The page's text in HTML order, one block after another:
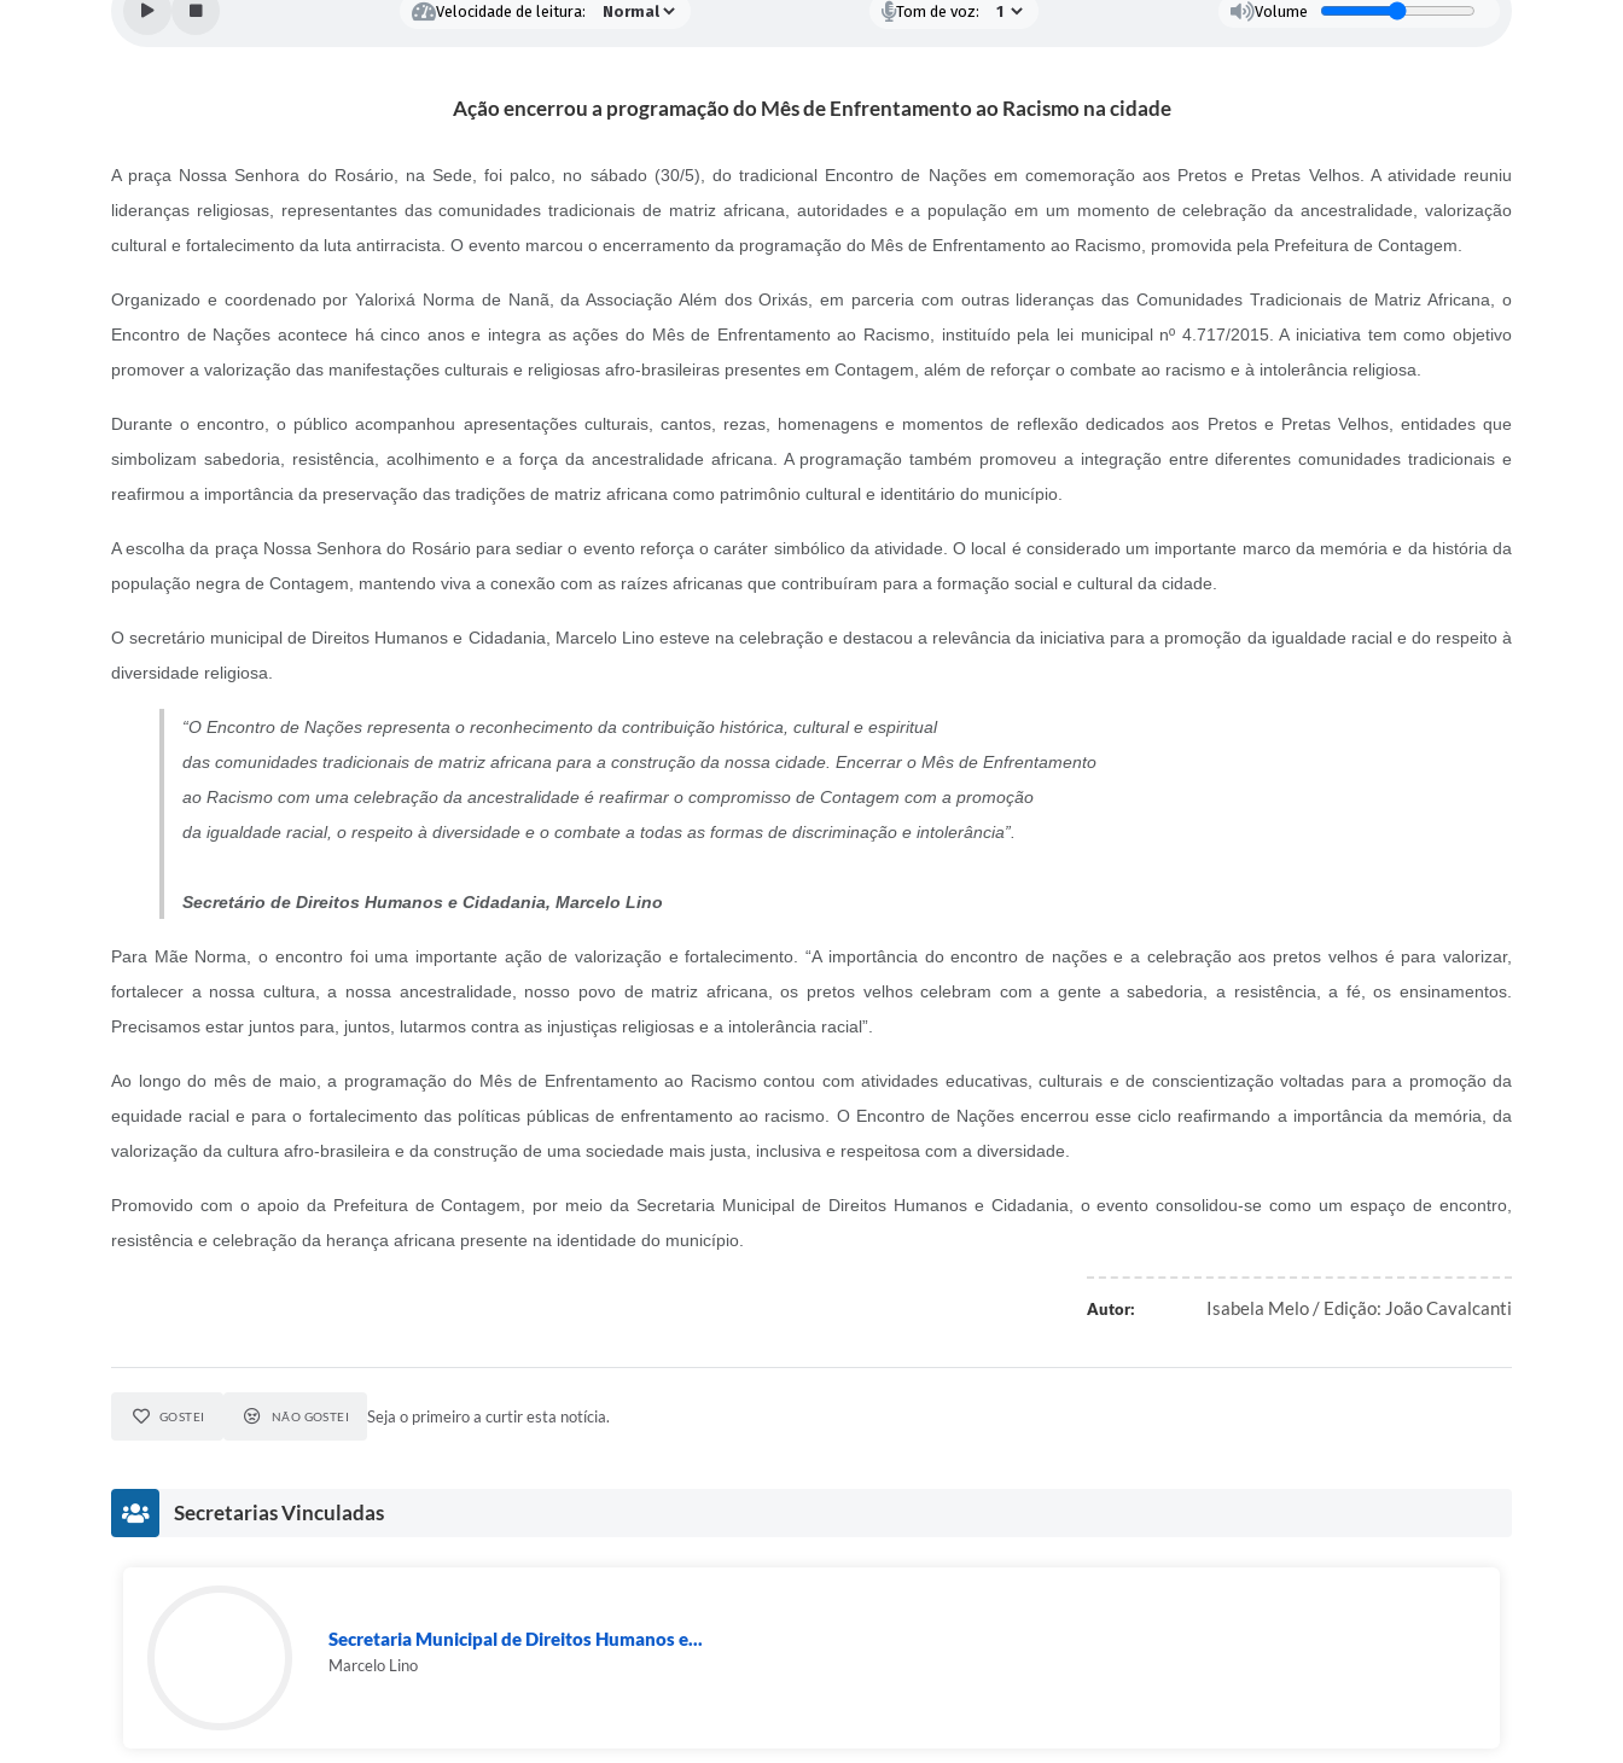
Velocidade de leitura: Tom de voz: Volume
Ação encerrou a programação do Mês de Enfrentamento ao Racismo na cidade
A praça Nossa Senhora do Rosário, na Sede, foi palco, no sábado (30/5), do tradicional Encontro de Nações em comemoração aos Pretos e Pretas Velhos. A atividade reuniu
lideranças religiosas, representantes das comunidades tradicionais de matriz africana, autoridades e a população em um momento de celebração da ancestralidade, valorização
cultural e fortalecimento da luta antirracista. O evento marcou o encerramento da programação do Mês de Enfrentamento ao Racismo, promovida pela Prefeitura de Contagem.
Organizado e coordenado por Yalorixá Norma de Nanã, da Associação Além dos Orixás, em parceria com outras lideranças das Comunidades Tradicionais de Matriz Africana, o
Encontro de Nações acontece há cinco anos e integra as ações do Mês de Enfrentamento ao Racismo, instituído pela lei municipal nº 4.717/2015. A iniciativa tem como objetivo
promover a valorização das manifestações culturais e religiosas afro-brasileiras presentes em Contagem, além de reforçar o combate ao racismo e à intolerância religiosa.
Durante o encontro, o público acompanhou apresentações culturais, cantos, rezas, homenagens e momentos de reflexão dedicados aos Pretos e Pretas Velhos, entidades que
simbolizam sabedoria, resistência, acolhimento e a força da ancestralidade africana. A programação também promoveu a integração entre diferentes comunidades tradicionais e
reafirmou a importância da preservação das tradições de matriz africana como patrimônio cultural e identitário do município.
A escolha da praça Nossa Senhora do Rosário para sediar o evento reforça o caráter simbólico da atividade. O local é considerado um importante marco da memória e da história da
população negra de Contagem, mantendo viva a conexão com as raízes africanas que contribuíram para a formação social e cultural da cidade.
O secretário municipal de Direitos Humanos e Cidadania, Marcelo Lino esteve na celebração e destacou a relevância da iniciativa para a promoção da igualdade racial e do respeito à
diversidade religiosa.
“O Encontro de Nações representa o reconhecimento da contribuição histórica, cultural e espiritual
das comunidades tradicionais de matriz africana para a construção da nossa cidade. Encerrar o Mês de Enfrentamento
ao Racismo com uma celebração da ancestralidade é reafirmar o compromisso de Contagem com a promoção
da igualdade racial, o respeito à diversidade e o combate a todas as formas de discriminação e intolerância”.
Secretário de Direitos Humanos e Cidadania, Marcelo Lino
Para Mãe Norma, o encontro foi uma importante ação de valorização e fortalecimento. “A importância do encontro de nações e a celebração aos pretos velhos é para valorizar,
fortalecer a nossa cultura, a nossa ancestralidade, nosso povo de matriz africana, os pretos velhos celebram com a gente a sabedoria, a resistência, a fé, os ensinamentos.
Precisamos estar juntos para, juntos, lutarmos contra as injustiças religiosas e a intolerância racial”.
Ao longo do mês de maio, a programação do Mês de Enfrentamento ao Racismo contou com atividades educativas, culturais e de conscientização voltadas para a promoção da
equidade racial e para o fortalecimento das políticas públicas de enfrentamento ao racismo. O Encontro de Nações encerrou esse ciclo reafirmando a importância da memória, da
valorização da cultura afro-brasileira e da construção de uma sociedade mais justa, inclusiva e respeitosa com a diversidade.
Promovido com o apoio da Prefeitura de Contagem, por meio da Secretaria Municipal de Direitos Humanos e Cidadania, o evento consolidou-se como um espaço de encontro,
resistência e celebração da herança africana presente na identidade do município.
Autor: Isabela Melo / Edição: João Cavalcanti
GOSTEI NÃO GOSTEI Seja o primeiro a curtir esta notícia.
Secretarias Vinculadas
Secretaria Municipal de Direitos Humanos e...
Marcelo Lino